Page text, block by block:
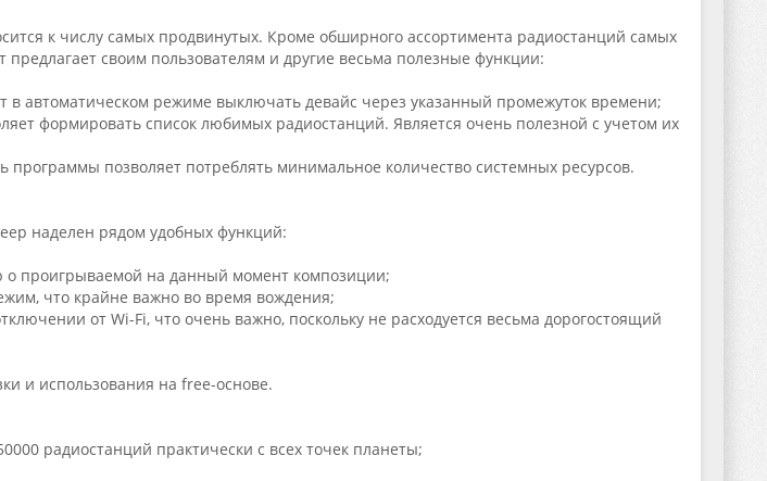
к числу самых продвинутых. Кроме обширного ассортимента радиостанций самых
своим пользователям и другие весьма полезные функции:
в автоматическом режиме выключать девайс через указанный промежуток времени;
формировать список любимых радиостанций. Является очень полезной с учетом их
программы позволяет потреблять минимальное количество системных ресурсов.
наделен рядом удобных функций:
проигрываемой на данный момент композиции;
что крайне важно во время вождения;
от Wi-Fi, что очень важно, поскольку не расходуется весьма дорогостоящий
и использования на free-основе.
радиостанций практически с всех точек планеты;